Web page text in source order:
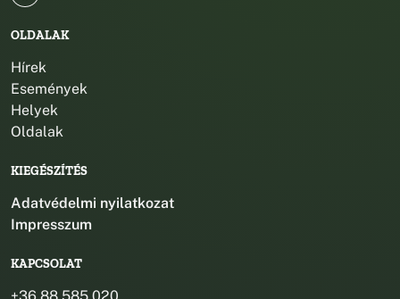
OLDALAK
Hírek
Események
Helyek
Oldalak
KIEGÉSZÍTÉS
Adatvédelmi nyilatkozat
Impresszum
KAPCSOLAT